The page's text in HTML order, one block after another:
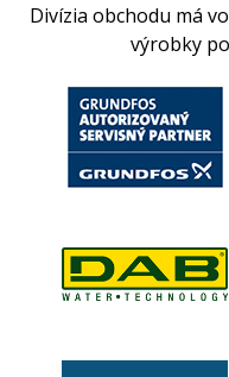
Divízia obchodu má
výrobky